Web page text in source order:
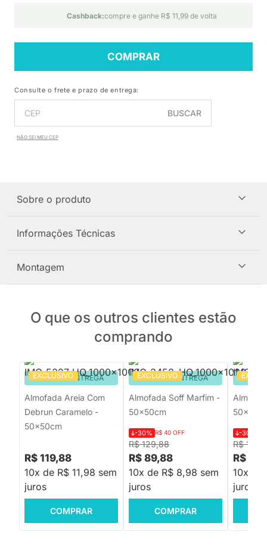
Cashback:compre e ganhe R$ 11,99 de volta
COMPRAR
Consulte o frete e prazo de entrega:
BUSCAR
NÃO SEI MEU CEP
Sobre o produto
Informações Técnicas
Montagem
O que os outros clientes estão
comprando
EXCLUSIVO
PRONTA ENTREGA
Almofada Areia Com
Debrun Caramelo -
50x50cm
R$ 119,88
10x de R$ 11,98 sem
juros
COMPRAR
EXCLUSIVO
PRONTA ENTREGA
Almofada Soff Marfim -
50x50cm
R$ 129,88
-30% R$ 40 OFF
R$ 89,88
10x de R$ 8,98 sem
juros
COMPRAR
R$
-30%
R$
10x de
juros